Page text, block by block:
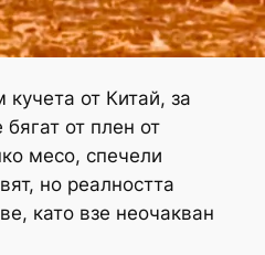
от Китай, за
от плен от
месо, спечели
но реалността
като взе неочакван